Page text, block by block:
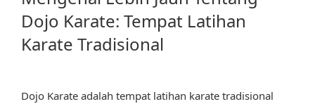
Dojo Karate: Tempat Latihan
Karate Tradisional
Dojo Karate adalah tempat latihan karate tradisional